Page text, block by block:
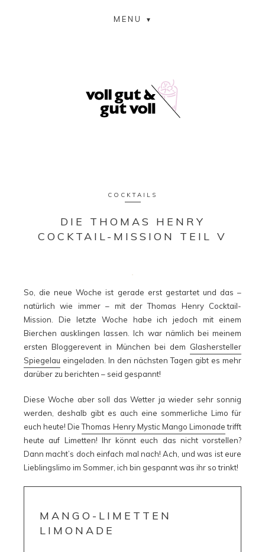
MENU
COCKTAILS
DIE THOMAS HENRY
COCKTAIL-MISSION TEIL V
So, die neue Woche ist gerade erst gestartet und das –
natürlich wie immer – mit der Thomas Henry Cocktail-
Mission. Die letzte Woche habe ich jedoch mit einem
Bierchen ausklingen lassen. Ich war nämlich bei meinem
ersten Bloggerevent in München bei dem Glashersteller
Spiegelau eingeladen. In den nächsten Tagen gibt es mehr
darüber zu berichten – seid gespannt!
Diese Woche aber soll das Wetter ja wieder sehr sonnig
werden, deshalb gibt es auch eine sommerliche Limo für
euch heute! DieThomas Henry Mystic Mango Limonadetrifft
heute auf Limetten! Ihr könnt euch das nicht vorstellen?
Dann macht’s doch einfach mal nach! Ach, und was ist eure
Lieblingslimo im Sommer, ich bin gespannt was ihr so trinkt!
MANGO-LIMETTEN
LIMONADE